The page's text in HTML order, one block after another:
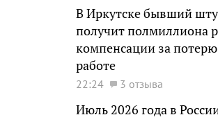
В Иркутске бывший
получит полмиллиона
компенсации за потерю
работе
22:24 3 отзыва
Июль 2026 года в